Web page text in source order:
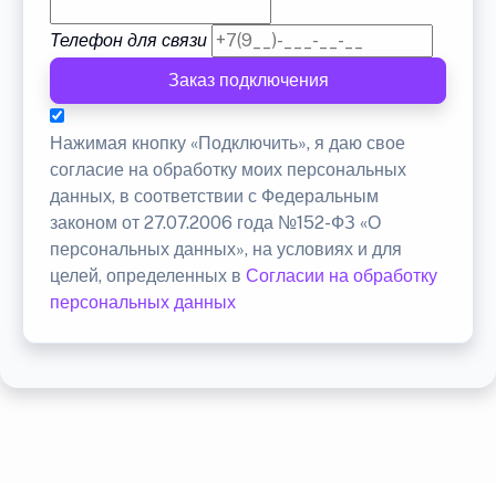
Телефон для связи
Заказ подключения
Нажимая кнопку «Подключить», я даю свое
согласие на обработку моих персональных
данных, в соответствии с Федеральным
законом от 27.07.2006 года №152-ФЗ «О
персональных данных», на условиях и для
целей, определенных в Согласии на обработку
персональных данных